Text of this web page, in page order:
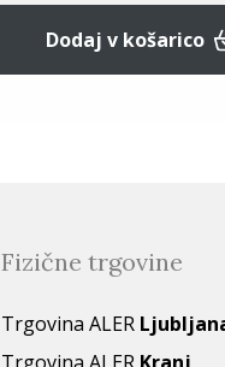
Dodaj v košarico
Fizične trgovine
Trgovina ALER